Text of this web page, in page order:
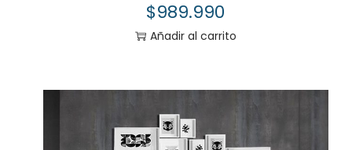
$989.990
Añadir al carrito